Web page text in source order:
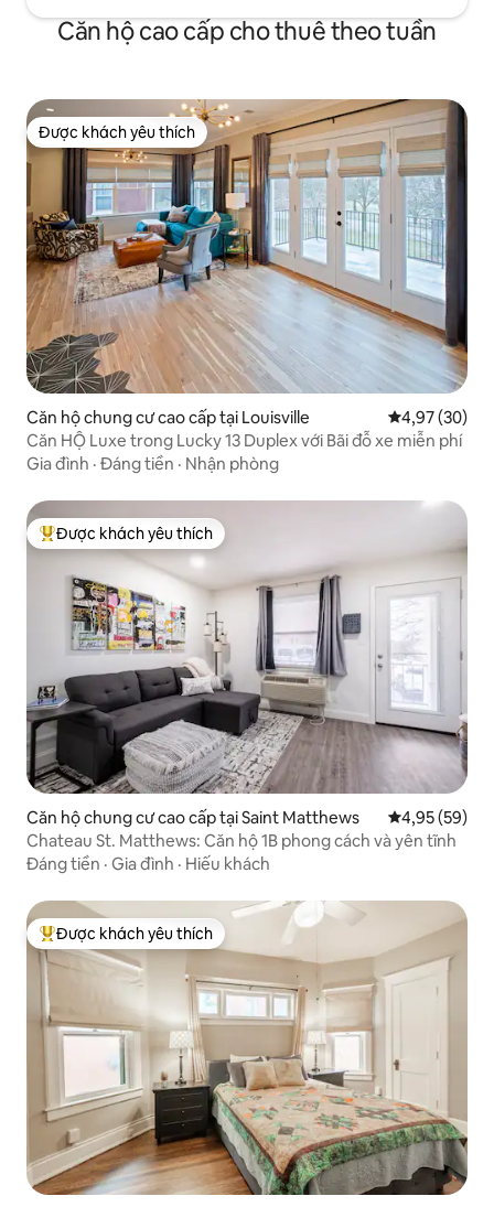
Căn hộ cao cấp cho thuê theo tuần
Được khách yêu thích
Được khách yêu thích
Căn hộ chung cư cao cấp tại Louisville Xếp hạng
4,97 (30)
Căn HỘ Luxe trong Lucky 13 Duplex với Bãi đỗ xe miễn phí
Gia đình · Đáng tiền · Nhận phòng
Được khách yêu thích nhất
Được khách yêu thích
Căn hộ chung cư cao cấp tại Saint Matthews Xếp hạng
4,95 (59)
Chateau St. Matthews: Căn hộ 1B phong cách và yên tĩnh
Đáng tiền · Gia đình · Hiếu khách
Được khách yêu thích nhất
Được khách yêu thích